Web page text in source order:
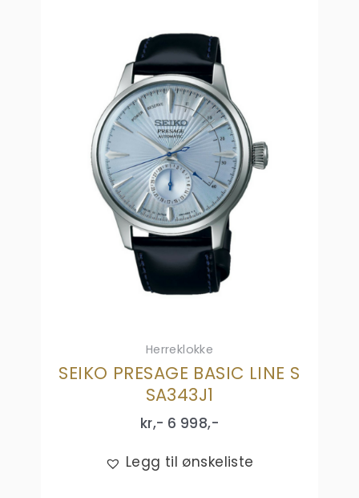
Herreklokke
SEIKO PRESAGE BASIC LINE S
SA343J1
kr,- 6 998,-
Legg til ønskeliste